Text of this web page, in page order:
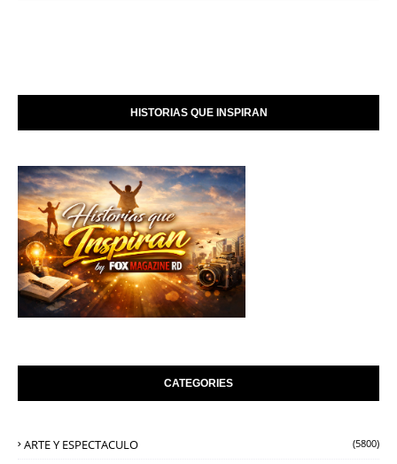
HISTORIAS QUE INSPIRAN
CATEGORIES
ARTE Y ESPECTACULO (5800)